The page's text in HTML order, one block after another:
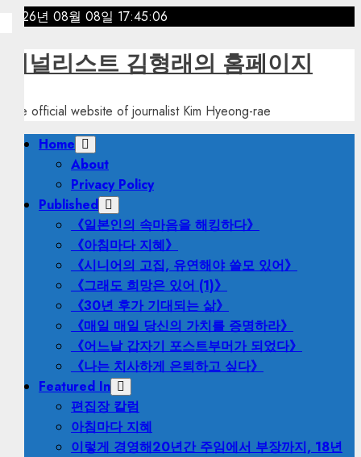
Skip
content
2026년 08월 08일 17:45:08
저널리스트 김형래의 홈페이지
The official website of journalist Kim Hyeong-rae
PrimaryHome
About
Privacy Policy
Published
《일본인의 속마음을 해킹하다》
《아침마다 지혜》
《시니어의 고집, 유연해야 쓸모 있어》
《그래도 희망은 있어 (1)》
《30년 후가 기대되는 삶》
《매일 매일 당신의 가치를 증명하라》
《어느날 갑자기 포스트부머가 되었다》
《나는 치사하게 은퇴하고 싶다》
Featured In
편집장 칼럼
아침마다 지혜
이렇게 경영해20년간 주임에서 부장까지, 18년